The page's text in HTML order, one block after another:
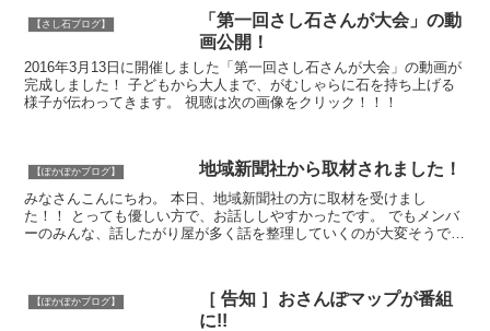
【さし石ブログ】
「第一回さし石さんが大会」の動
画公開！
2016年3月13日に開催しました「第一回さし石さんが大会」の動画が
完成しました！ 子どもから大人まで、がむしゃらに石を持ち上げる
様子が伝わってきます。 視聴は次の画像をクリック！！！
【ぽかぽかブログ】 地域新聞社から取材されました！
みなさんこんにちわ。 本日、地域新聞社の方に取材を受けまし
た！！ とっても優しい方で、お話ししやすかったです。 でもメンバ
ーのみんな、話したがり屋が多く話を整理していくのが大変そうでし
【ぽかぽかブログ】
［ 告知 ］おさんぽマップが番組
に!!